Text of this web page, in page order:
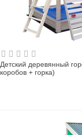
Детский деревянный
коробов + горка)